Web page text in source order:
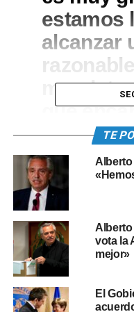
estamos
alcanzar
que
Museo
de ley
esa
En ese sentido, señaló
y de todo el sistema de
TE
Alberto
vota la
mejor»
El